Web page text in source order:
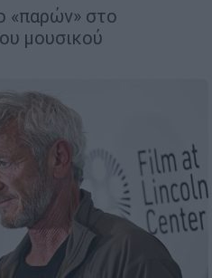
«παρών» στο
μουσικού